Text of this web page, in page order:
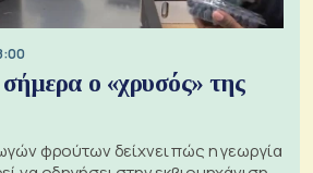
ο «χρυσός» της
φρούτων δείχνει πώς η γεωργία